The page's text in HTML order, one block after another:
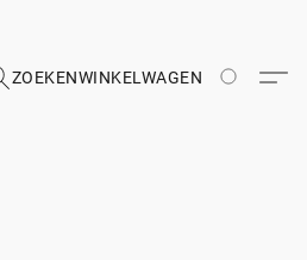
ZOEKENWINKELWAGEN